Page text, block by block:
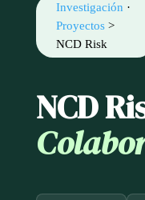
Investigación ·
Proyectos>
NCD Risk
NCD